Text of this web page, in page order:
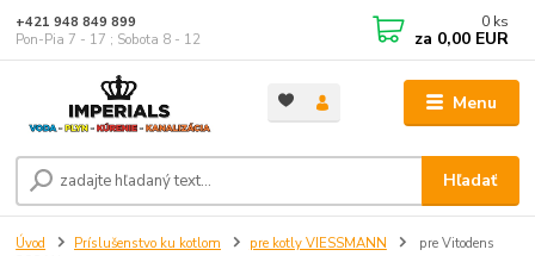
Menu
Hľadať
+421 948 849 899
Pon-Pia 7 - 17 ; Sobota 8 - 12
0 ks
za 0,00 EUR
Úvod Príslušenstvo ku kotlom pre kotly VIESSMANN
pre Vitodens